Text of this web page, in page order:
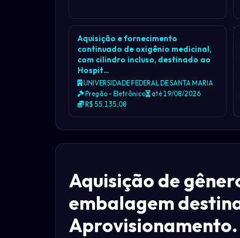
Aquisição e fornecimento
continuado de oxigênio medicinal,
com cilindro incluso, destinado ao
Hospit…
UNIVERSIDADE FEDERAL DE SANTA MARIA
Pregão - Eletrônico até 19/08/2026
R$ 55.135,08
Aquisição de
embalagem
Aprovisionamento.